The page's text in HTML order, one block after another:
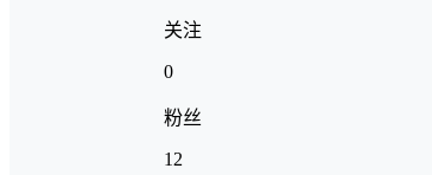
关注
0
粉丝
12